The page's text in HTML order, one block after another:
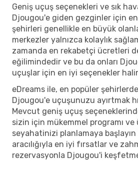
Geniş uçuş seçenekleri ve sık
Djougou'e giden gezginler için en
şehirleri genellikle en büyük
merkezler yalnızca kolaylık
zamanda en rekabetçi ücretleri
eğilimindedir ve bu da onları
uçuşlar için en iyi seçenekler
eDreams ile, en popüler
Djougou'e uçuşunuzu ayırtmak
Mevcut geniş uçuş
sizin için mükemmel programı
seyahatinizi planlamaya başlayın
aracılığıyla en iyi fırsatlar ve
rezervasyonla Djougou'i